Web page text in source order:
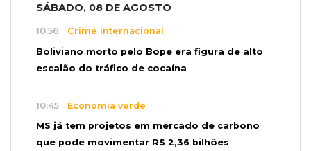
SÁBADO, 08 DE AGOSTO
10:56 Crime internacional
Boliviano morto pelo Bope era figura de alto
escalão do tráfico de cocaína
10:45 Economia verde
MS já tem projetos em mercado de carbono
que pode movimentar R$ 2,36 bilhões